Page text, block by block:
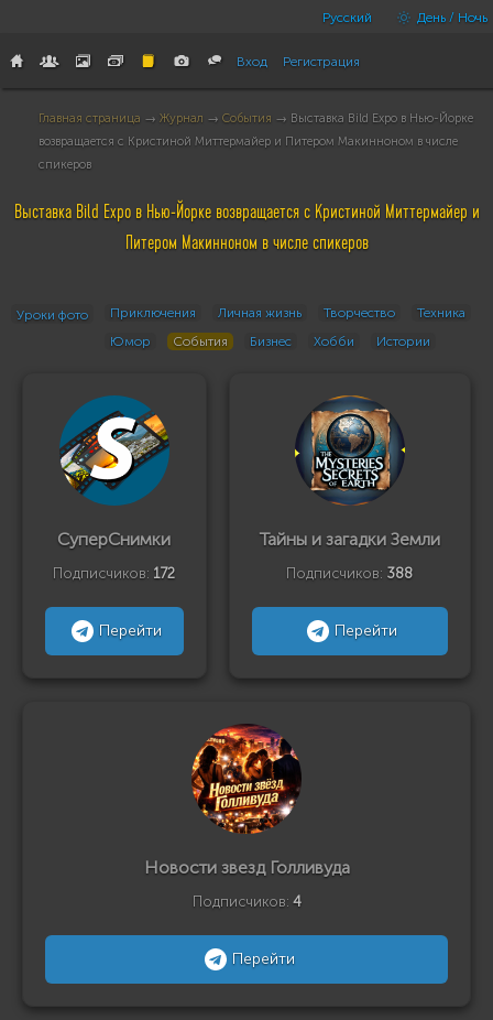
Русский День / Ночь
Вход Регистрация
Главная страница → Журнал → События → Выставка Bild Expo в Нью-Йорке
возвращается с Кристиной Миттермайер и Питером Макинноном в числе
спикеров
Выставка Bild Expo в Нью-Йорке возвращается с Кристиной Миттермайер и
Питером Макинноном в числе спикеров
Уроки фото Приключения Личная жизнь Творчество
Техника
Юмор
События Бизнес Хобби Истории
СуперСнимки
Подписчиков: 172
Перейти
Тайны и загадки Земли
Подписчиков: 388
Перейти
Новости звезд Голливуда
Подписчиков: 4
Перейти